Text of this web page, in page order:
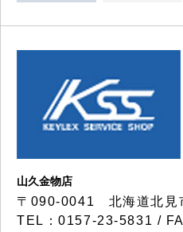
山久金物店
〒090-0041 北海道北見
TEL：0157-23-5831 /